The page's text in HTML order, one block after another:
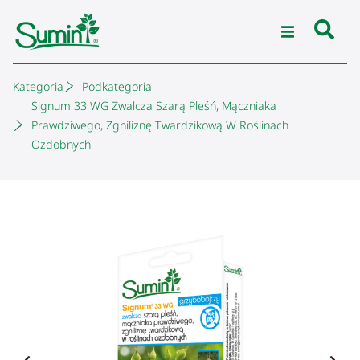
Kategoria
Podkategoria
Signum 33 WG Zwalcza Szarą Pleśń, Mączniaka
Prawdziwego, Zgniliznę Twardzikową W Roślinach
Ozdobnych